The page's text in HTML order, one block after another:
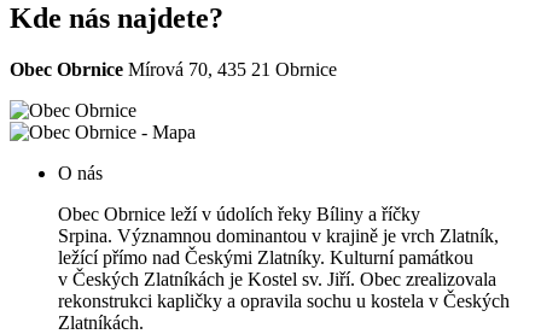
Kde nás najdete?
Obec Obrnice Mírová 70, 435 21 Obrnice
O nás
Obec Obrnice leží v údolích řeky Bíliny a říčky
Srpina. Významnou dominantou v krajině je vrch Zlatník,
ležící přímo nad Českými Zlatníky. Kulturní památkou
v Českých Zlatníkách je Kostel sv. Jiří. Obec zrealizovala
rekonstrukci kapličky a opravila sochu u kostela v Českých
Zlatníkách.